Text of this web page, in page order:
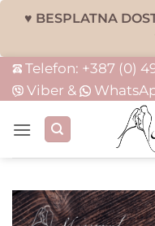
♥ BESPLATNA
Skip
to
Telefon: +387 (0)
Viber &